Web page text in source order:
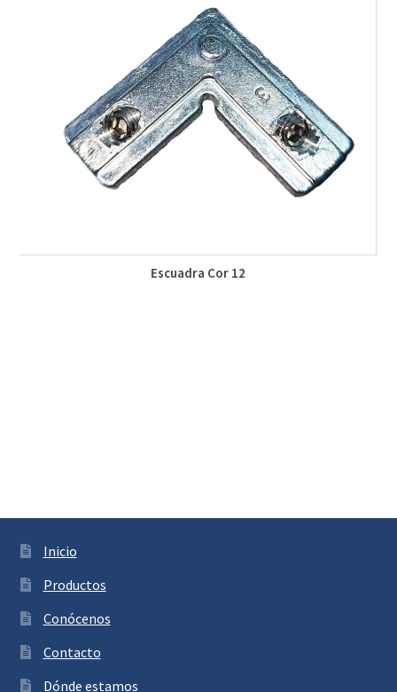
Escuadra Cor 12
Inicio
Productos
Conócenos
Contacto
Dónde estamos